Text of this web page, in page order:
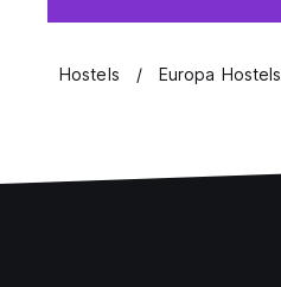
Hostels Europa Hostels